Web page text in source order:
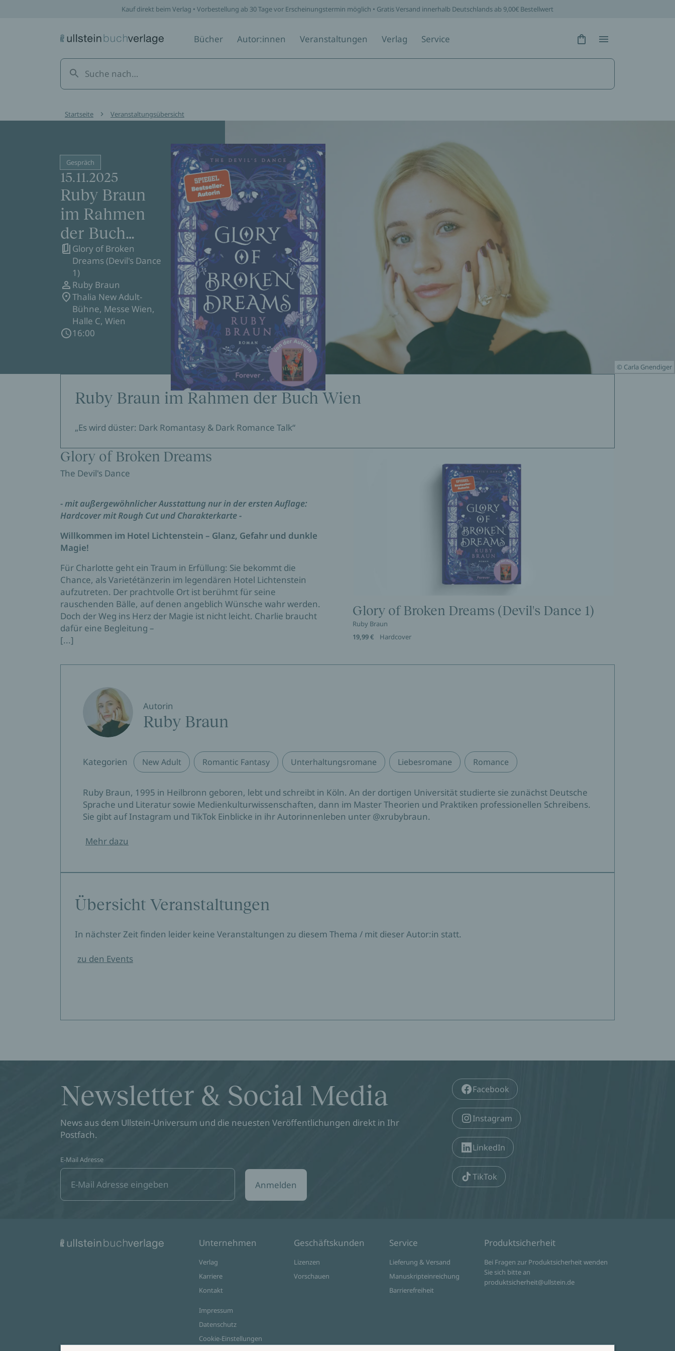
Kauf direkt beim Verlag • Vorbestellung ab 30 Tage vor Erscheinungstermin möglich • Gratis Versand innerhalb Deutschlands ab 9,00€ Bestellwert
Bücher Autor:innen Veranstaltungen Verlag Service Hidden Text
Hidden Text
Startseite Veranstaltungsübersicht
© Carla Gnendiger
Gespräch
15.11.2025
Ruby Braun
im Rahmen
der Buch
Wien
Glory of Broken
Dreams (Devil's Dance
1)
Ruby Braun
Thalia New Adult-
Bühne, Messe Wien,
Halle C, Wien
16:00
Ruby Braun im Rahmen der Buch Wien
„Es wird düster: Dark Romantasy & Dark Romance Talk“
Glory of Broken Dreams
The Devil's Dance
- mit außergewöhnlicher Ausstattung nur in der ersten Auflage:
Hardcover mit Rough Cut und Charakterkarte -
Willkommen im Hotel Lichtenstein – Glanz, Gefahr und dunkle
Magie!
Für Charlotte geht ein Traum in Erfüllung: Sie bekommt die
Chance, als Varietétänzerin im legendären Hotel Lichtenstein
aufzutreten. Der prachtvolle Ort ist berühmt für seine
rauschenden Bälle, auf denen angeblich Wünsche wahr werden.
Doch der Weg ins Herz der Magie ist nicht leicht. Charlie braucht
dafür eine Begleitung –
[...]
Glory of Broken Dreams (Devil's Dance 1)
Ruby Braun
19,99 €
Hardcover
Autorin
Ruby Braun
Kategorien New Adult Romantic Fantasy Unterhaltungsromane Liebesromane Romance
Ruby Braun, 1995 in Heilbronn geboren, lebt und schreibt in Köln. An der dortigen Universität studierte sie zunächst Deutsche
Sprache und Literatur sowie Medienkulturwissenschaften, dann im Master Theorien und Praktiken professionellen Schreibens.
Sie gibt auf Instagram und TikTok Einblicke in ihr Autorinnenleben unter @xrubybraun.
Mehr dazu
Übersicht Veranstaltungen
In nächster Zeit finden leider keine Veranstaltungen zu diesem Thema / mit dieser Autor:in statt.
zu den Events
Newsletter & Social Media
News aus dem Ullstein-Universum und die neuesten Veröffentlichungen direkt in Ihr
Postfach.
E-Mail Adresse
Anmelden
Facebook
Instagram
LinkedIn
TikTok
Unternehmen
Verlag
Karriere
Kontakt
Impressum
Datenschutz
Cookie-Einstellungen
Geschäftskunden
Lizenzen
Vorschauen
Service
Lieferung & Versand
Manuskripteinreichung
Barrierefreiheit
Produktsicherheit
Bei Fragen zur Produktsicherheit wenden
Sie sich bitte an
produktsicherheit@ullstein.de